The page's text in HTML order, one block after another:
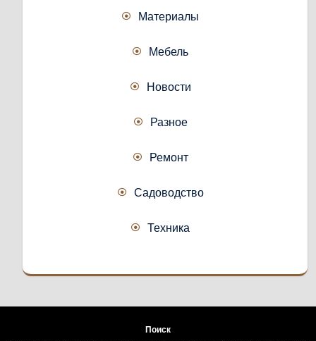
Материалы
Мебель
Новости
Разное
Ремонт
Садоводство
Техника
Поиск